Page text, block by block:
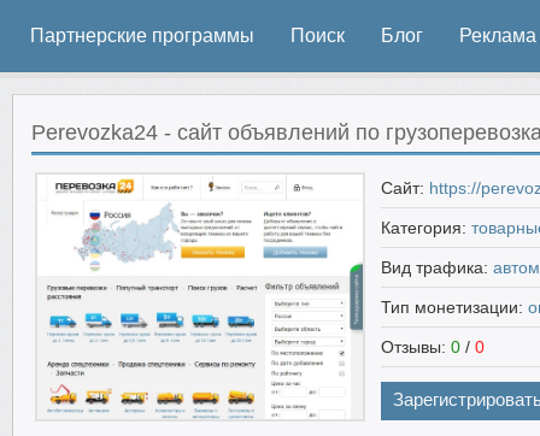
Партнерские программы Поиск Блог Реклама
Perevozka24 - сайт объявлений по
Сайт: https://
Категория:
Вид трафика:
Тип монетизации:
Отзывы: 0 / 0